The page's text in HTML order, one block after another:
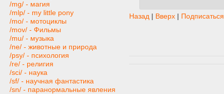
/mg/ - магия
/mlp/ - my little pony
/mo/ - мотоциклы
/mov/ - Фильмы
/mu/ - музыка
/ne/ - животные и природа
/psy/ - психология
/re/ - религия
/sci/ - наука
/sf/ - научная фантастика
/sn/ - паранормальные явления
Назад Вверх Подписаться